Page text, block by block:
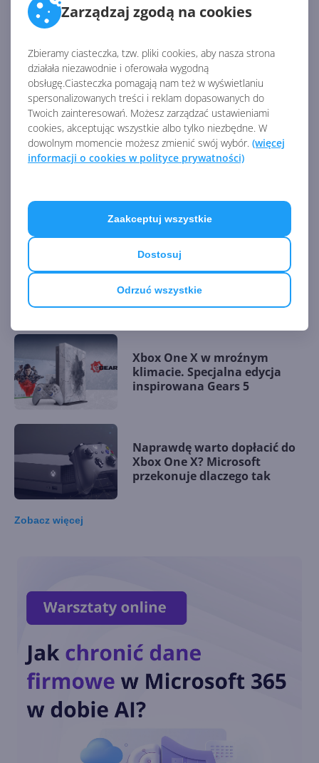
Zarządzaj zgodą na cookies
Zbieramy ciasteczka, tzw. pliki cookies, aby nasza strona
działała niezawodnie i oferowała wygodną
obsługę.Ciasteczka pomagają nam też w wyświetlaniu
spersonalizowanych treści i reklam dopasowanych do
Twoich zainteresowań. Możesz zarządzać ustawieniami
cookies, akceptując wszystkie albo tylko niezbędne. W
dowolnym momencie możesz zmienić swój wybór. (więcej
informacji o cookies w polityce prywatności)
Odrzuć wszystkie
Dostosuj
Zaakceptuj wszystkie
Źródło:
https://www.onmsft.com/news/xbox-kinect-adapters-
will-be-back-in-stock-on-november-10th
AKTUALNOŚCI Z KATEGORII XBOX ONE X
Woman 1984
The Outer Worlds z
rozszerzeniem dla Xbox One
X, ale już nie PS4 Pro
Xbox One X w mroźnym
klimacie. Specjalna edycja
inspirowana Gears 5
Naprawdę warto dopłacić do
Xbox One X? Microsoft
przekonuje dlaczego tak
Xbox One X zmieniony nie do
poznania w edycji od
Hyperkin
One X
Zobacz więcej